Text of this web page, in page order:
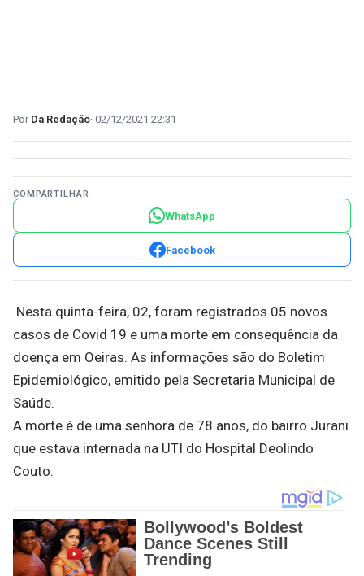
Da Redação 02/12/2021 22:31
COMPARTILHAR
WhatsApp
Facebook
Nesta quinta-feira, 02, foram registrados 05 novos
casos de Covid 19 e uma morte em consequência da
doença em Oeiras. As informações são do Boletim
Epidemiológico, emitido pela Secretaria Municipal de
Saúde.
A morte é de uma senhora de 78 anos, do bairro Jurani
que estava internada na UTI do Hospital Deolindo
Couto.